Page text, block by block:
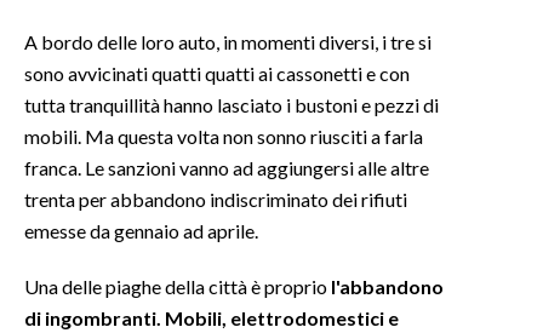
#CARAUNIONE
INSULARITÀ
INFO AZIENDE
ANNUNCI
NECROLOGI
A bordo delle loro auto, in momenti diversi, i tre si
sono avvicinati quatti quatti ai cassonetti e con
tutta tranquillità hanno lasciato i bustoni e pezzi di
mobili. Ma questa volta non sonno riusciti a farla
franca. Le sanzioni vanno ad aggiungersi alle altre
trenta per abbandono indiscriminato dei rifiuti
emesse da gennaio ad aprile.
Una delle piaghe della città è proprio l'abbandono
di ingombranti. Mobili, elettrodomestici e